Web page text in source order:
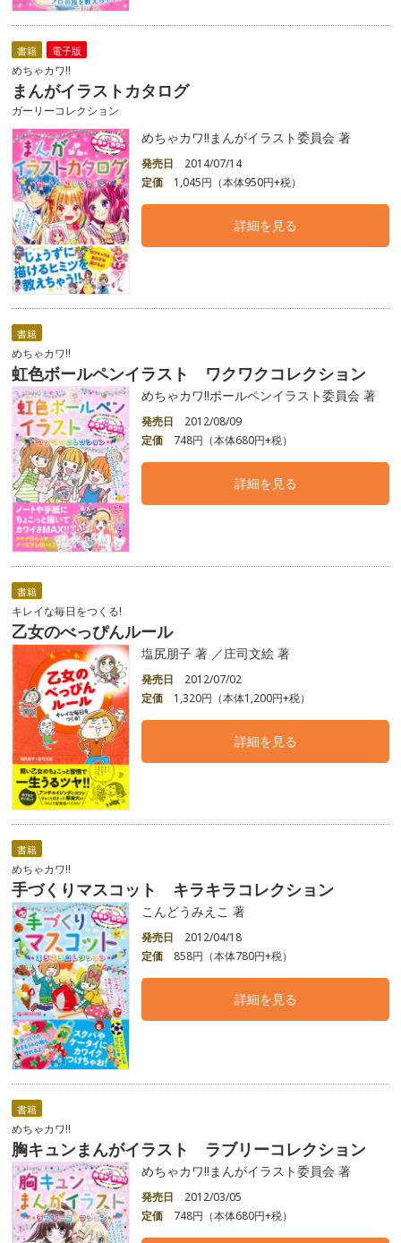
書籍 電子版
めちゃカワ!!
まんがイラストカタログ
ガーリーコレクション
めちゃカワ!!まんがイラスト委員会 著
発売日
2014/07/14
定価
1,045円（本体950円+税）
詳細を見る
書籍
めちゃカワ!!
虹色ボールペンイラスト ワクワクコレクション
めちゃカワ!!ボールペンイラスト委員会 著
発売日
2012/08/09
定価
748円（本体680円+税）
詳細を見る
書籍
キレイな毎日をつくる!
乙女のべっぴんルール
塩尻朋子 著 ／庄司文絵 著
発売日
2012/07/02
定価
1,320円（本体1,200円+税）
詳細を見る
書籍
めちゃカワ!!
手づくりマスコット キラキラコレクション
こんどうみえこ 著
発売日
2012/04/18
定価
858円（本体780円+税）
詳細を見る
書籍
めちゃカワ!!
胸キュンまんがイラスト ラブリーコレクション
めちゃカワ!!まんがイラスト委員会 著
発売日
2012/03/05
定価
748円（本体680円+税）